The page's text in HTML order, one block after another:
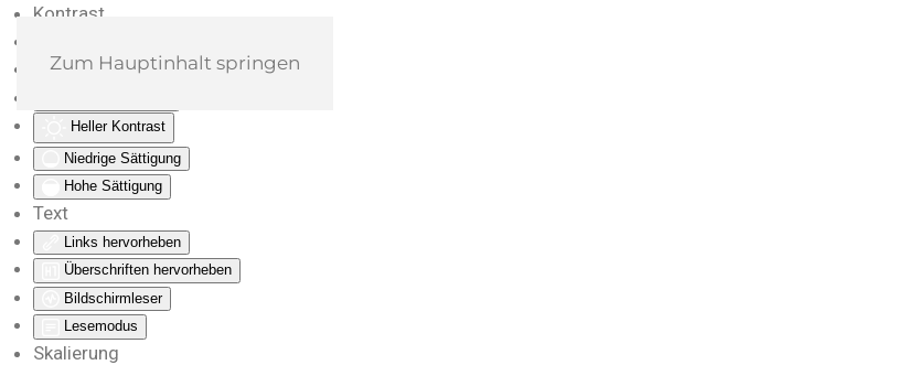
Kontrast
Monochrom
Heller Kontrast
Niedrige Sättigung
Hohe Sättigung
Text
Links hervorheben
Überschriften hervorheben
Bildschirmleser
Lesemodus
Skalierung
Zum Hauptinhalt springen